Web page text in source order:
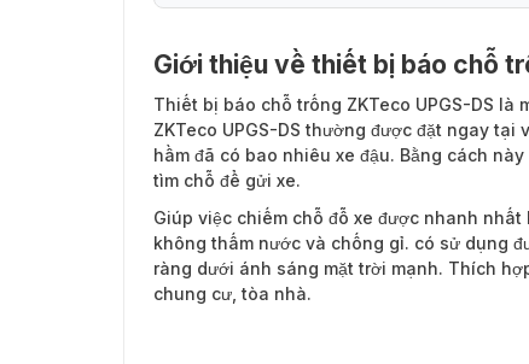
Giới thiệu về thiết bị báo chỗ
Thiết bị báo chỗ trống ZKTeco UPGS-DS là
ZKTeco UPGS-DS thường được đặt ngay
hầm đã có bao nhiêu xe đậu. Bằng cách
tìm chỗ để gửi xe.
Giúp việc chiếm chỗ đỗ xe được nhanh
không thấm nước và chống gỉ. có sử dụng
ràng dưới ánh sáng mặt trời mạnh. Thích
chung cư, tòa nhà.